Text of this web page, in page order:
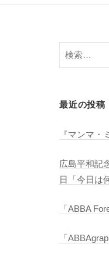
検
索:
最近の投稿
『マンマ
広島平和記
日「今日は
「ABBA
「